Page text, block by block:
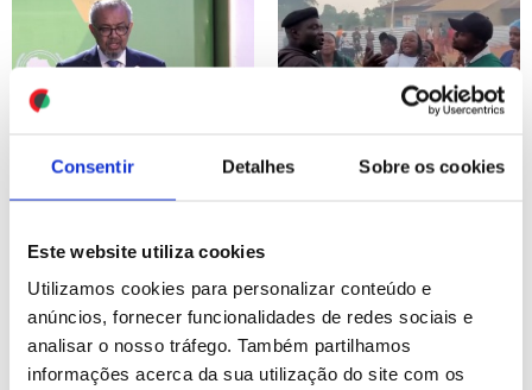
Consentir Detalhes Sobre os cookies
Este website utiliza cookies
Utilizamos cookies para personalizar conteúdo e
anúncios, fornecer funcionalidades de redes sociais e
analisar o nosso tráfego. Também partilhamos
informações acerca da sua utilização do site com os
África tem de reforçar
financiamento - Líderes
ID: 47504576 Date: 22/07/2026 23:19
Ébola: Epidemia já matou
ID: 47503815 Date: 22/07/2026 19:32